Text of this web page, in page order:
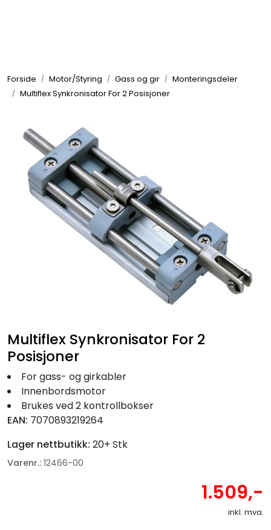
Forside Motor/Styring Gass og gir
Monteringsdeler
Multiflex Synkronisator For 2 Posisjoner
Multiflex Synkronisator For 2
Posisjoner
For gass- og girkabler
Innenbordsmotor
Brukes ved 2 kontrollbokser
EAN: 7070893219264
Lager nettbutikk: 20+ Stk
Varenr.: 12466-00
1.509,-
inkl. mva.
Elektrisk
Bygg/Innredning
Komfort
VVS
Motor/Styring
Båtpleie/Opplag
Seil
Nyheter